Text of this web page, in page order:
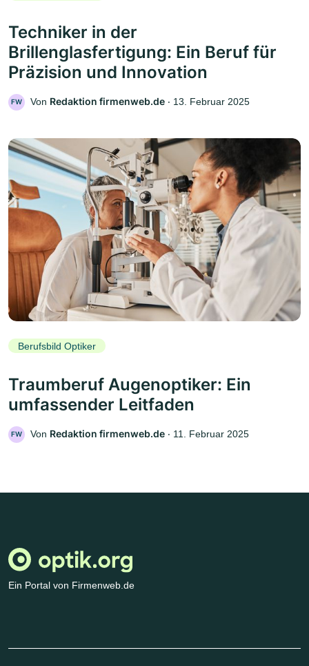
Techniker in der
Brillenglasfertigung: Ein Beruf für
Präzision und Innovation
FW Von Redaktion firmenweb.de ‧ 13. Februar 2025
Berufsbild Optiker
Traumberuf Augenoptiker: Ein
umfassender Leitfaden
FW Von Redaktion firmenweb.de ‧ 11. Februar 2025
Ein Portal von Firmenweb.de